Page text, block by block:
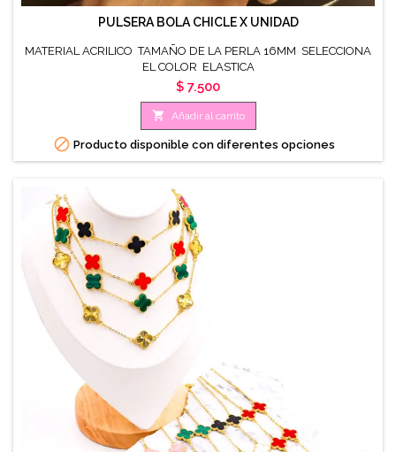
PULSERA BOLA CHICLE X UNIDAD
MATERIAL ACRILICO TAMAÑO DE LA PERLA 16MM SELECCIONA
EL COLOR ELASTICA
Precio
$ 7.500
 Añadir al carrito
 Producto disponible con diferentes opciones